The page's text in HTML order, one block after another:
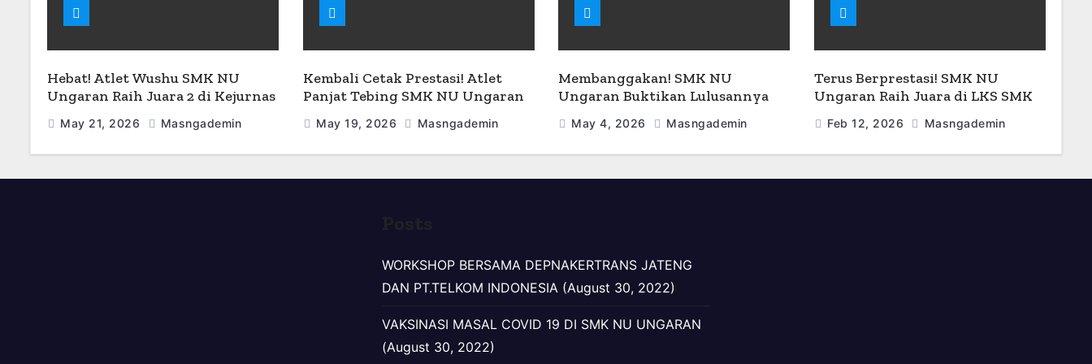
Hebat! Atlet Wushu SMK NU
Ungaran Raih Juara 2 di Kejurnas
May 21, 2026 Masngademin
Kembali Cetak Prestasi! Atlet
Panjat Tebing SMK NU Ungaran
May 19, 2026 Masngademin
Membanggakan! SMK NU
Ungaran Buktikan Lulusannya
Kerja
May 4, 2026 Masngademin
Terus Berprestasi! SMK NU
Ungaran Raih Juara di LKS SMK
2026
Feb 12, 2026 Masngademin
WORKSHOP BERSAMA DEPNAKERTRANS JATENG
DAN PT.TELKOM INDONESIA (August 30, 2022)
VAKSINASI MASAL COVID 19 DI SMK NU UNGARAN
(August 30, 2022)